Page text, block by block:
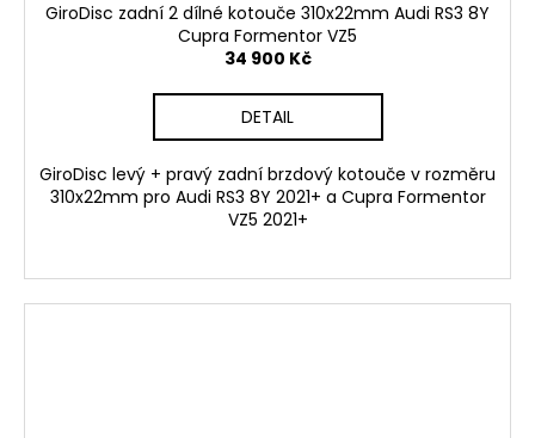
GiroDisc zadní 2 dílné kotouče 310x22mm Audi RS3 8Y
Cupra Formentor VZ5
34 900 Kč
DETAIL
GiroDisc levý + pravý zadní brzdový kotouče v rozměru
310x22mm pro Audi RS3 8Y 2021+ a Cupra Formentor
VZ5 2021+